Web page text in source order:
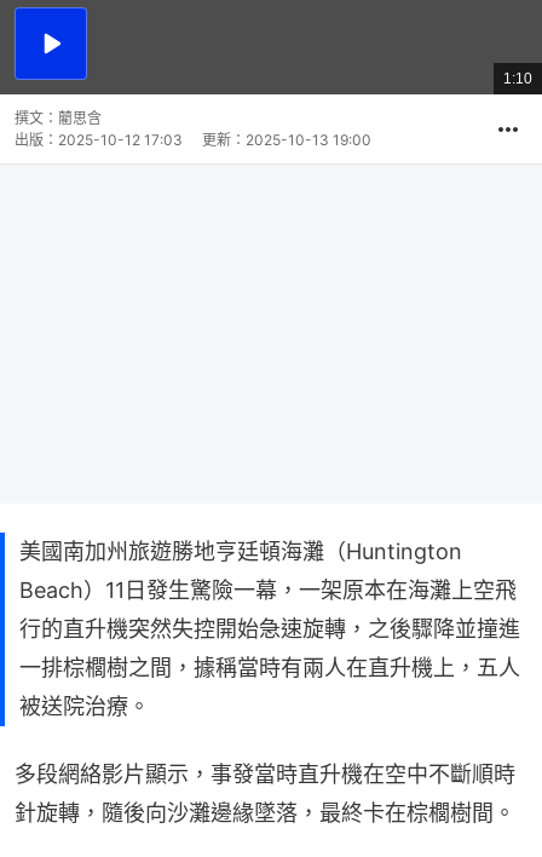
播
總
共
1:10
撰文： 藺思含
出版： 2025-10-12 17:03 更新： 2025-10-13 19:00
美國南加州旅遊勝地亨廷頓海灘（Huntington
Beach）11日發生驚險一幕，一架原本在海灘上空飛
行的直升機突然失控開始急速旋轉，之後驟降並撞進
一排棕櫚樹之間，據稱當時有兩人在直升機上，五人
被送院治療。
多段網絡影片顯示，事發當時直升機在空中不斷順時
針旋轉，隨後向沙灘邊緣墜落，最終卡在棕櫚樹間。